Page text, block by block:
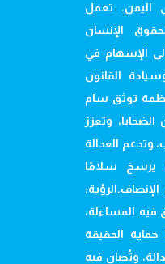
اليمن. تعمل
الإنسان
الإسهام في
القانون
توثق سام
وتعزز
وتدعم العدالة
يرسخ سلامًا
فيه المساءلة،
حماية الحقيقة
وتُصان فيه